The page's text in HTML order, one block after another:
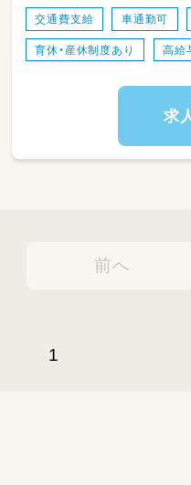
〇町役場と学校
〇巡回指導計画
〇主任会議、会
交通費支給 車通勤可
育休・産休制度あり 高給
求
前へ
1